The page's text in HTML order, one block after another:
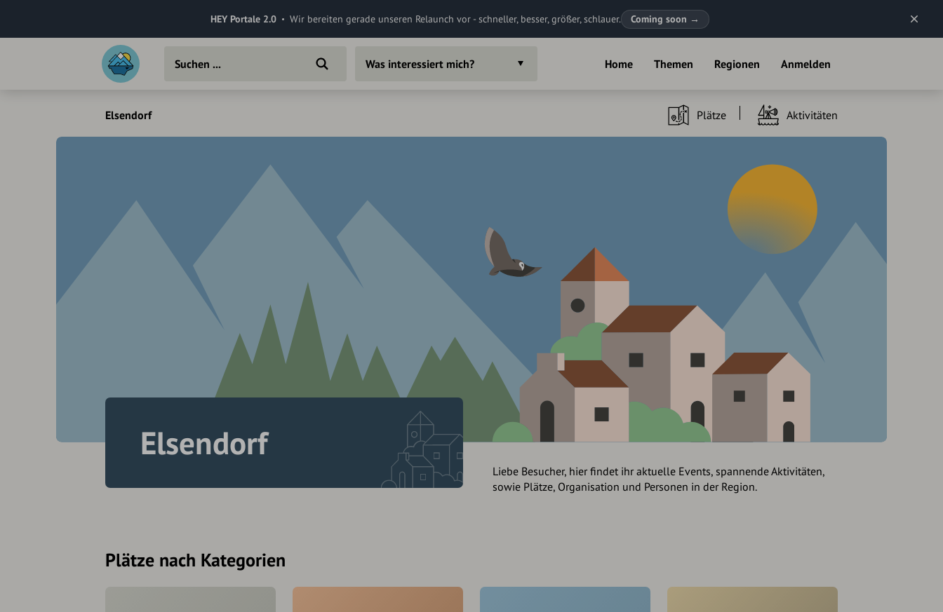
HEY Portale 2.0 Wir bereiten gerade unseren Relaunch vor - schneller, besser, größer, schlauer. Coming soon →
Home Themen Regionen Anmelden
Was interessiert mich?
Elsendorf Plätze Aktivitäten
Elsendorf
Liebe Besucher, hier findet ihr aktuelle Events, spannende Aktivitäten,
sowie Plätze, Organisation und Personen in der Region.
Plätze nach Kategorien